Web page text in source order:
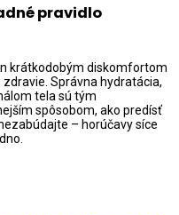
pravidlo
krátkodobým diskomfortom
Správna hydratácia,
tela sú tým
spôsobom, ako predísť
– horúčavy síce